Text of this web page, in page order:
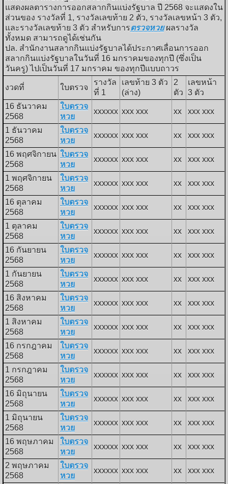
แสดงผลตารางการออกสลากกินแบ่งรัฐบาล ปี 2568 จะแสดงใน
ส่วนของ รางวัลที่ 1, รางวัลเลขท้าย 2 ตัว, รางวัลเลขหน้า 3 ตัว,
และรางวัลเลขท้าย 3 ตัว สำหรับการตรวจหวยผลรางวัล
ทั้งหมด สามารถดูได้เช่นกัน
ปล. สำนักงานสลากกินแบ่งรัฐบาลได้ประกาศเลื่อนการออก
สลากกินแบ่งรัฐบาลในวันที่ 16 มกราคมของทุกปี (ซึ่งเป็น
วันครู) ไปเป็นวันที่ 17 มกราคม ของทุกปีแบบถาวร
งวดที่ ใบตรวจ
รางวัล
ที่ 1
เลขท้าย 3 ตัว
(ล่าง)
2
ตัว
เลขหน้า
3 ตัว
16 ธันวาคม
2568
ใบตรวจ
หวย
xxxxxx xxx xxx xx xxx xxx
1 ธันวาคม
2568
ใบตรวจ
หวย
xxxxxx xxx xxx xx xxx xxx
16 พฤศจิกายน
2568
ใบตรวจ
หวย
xxxxxx xxx xxx xx xxx xxx
1 พฤศจิกายน
2568
ใบตรวจ
หวย
xxxxxx xxx xxx xx xxx xxx
16 ตุลาคม
2568
ใบตรวจ
หวย
xxxxxx xxx xxx xx xxx xxx
1 ตุลาคม
2568
ใบตรวจ
หวย
xxxxxx xxx xxx xx xxx xxx
16 กันยายน
2568
ใบตรวจ
หวย
xxxxxx xxx xxx xx xxx xxx
1 กันยายน
2568
ใบตรวจ
หวย
xxxxxx xxx xxx xx xxx xxx
16 สิงหาคม
2568
ใบตรวจ
หวย
xxxxxx xxx xxx xx xxx xxx
1 สิงหาคม
2568
ใบตรวจ
หวย
xxxxxx xxx xxx xx xxx xxx
16 กรกฎาคม
2568
ใบตรวจ
หวย
xxxxxx xxx xxx xx xxx xxx
1 กรกฎาคม
2568
ใบตรวจ
หวย
xxxxxx xxx xxx xx xxx xxx
16 มิถุนายน
2568
ใบตรวจ
หวย
xxxxxx xxx xxx xx xxx xxx
1 มิถุนายน
2568
ใบตรวจ
หวย
xxxxxx xxx xxx xx xxx xxx
16 พฤษภาคม
2568
ใบตรวจ
หวย
xxxxxx xxx xxx xx xxx xxx
2 พฤษภาคม
2568
ใบตรวจ
หวย
xxxxxx xxx xxx xx xxx xxx